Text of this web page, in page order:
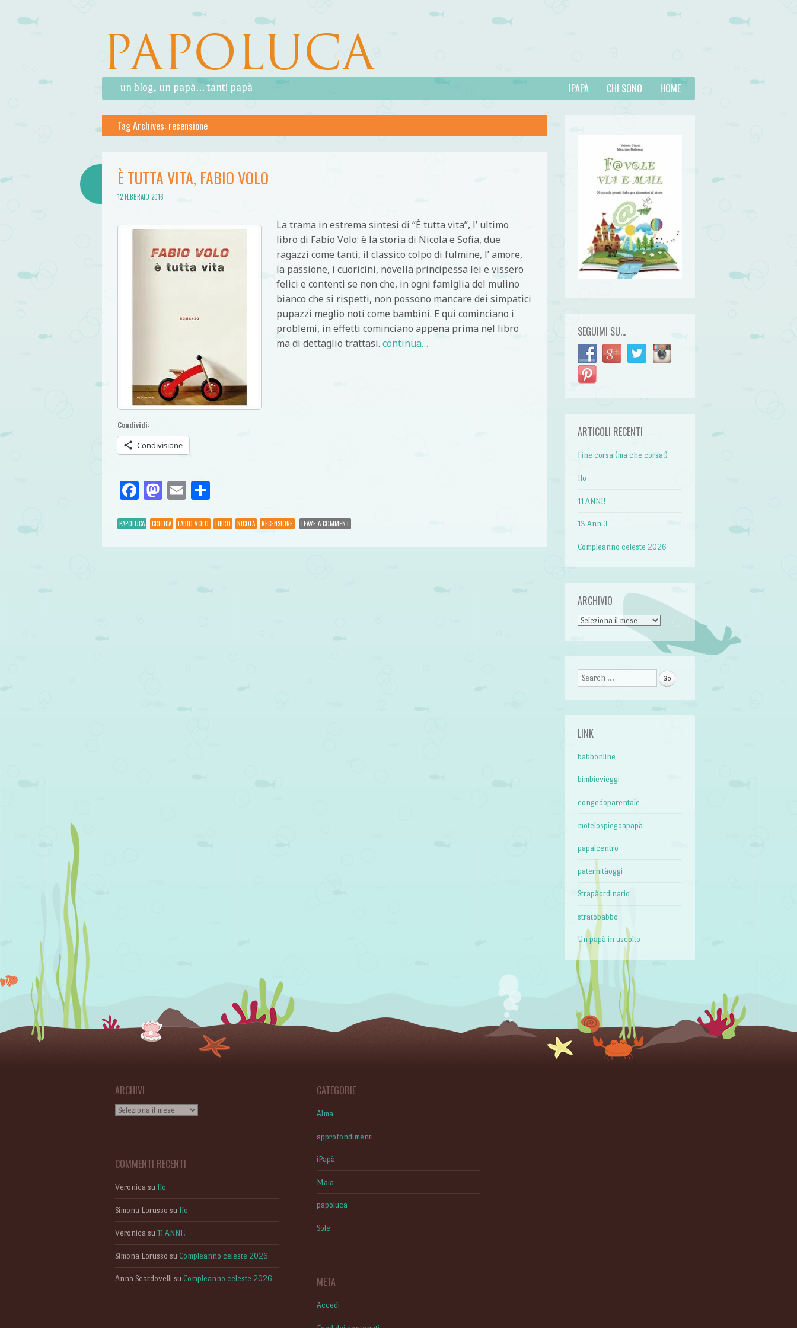
PAPOLUCA
un blog, un papà… tanti papà
Menu
Skip to content HOME
CHI SONO
IPAPÀ
Tag Archives: recensione
È TUTTA VITA, FABIO VOLO
12 FEBBRAIO 2016
La trama in estrema sintesi di “È tutta vita”, l’ ultimo
libro di Fabio Volo: è la storia di Nicola e Sofia, due
ragazzi come tanti, il classico colpo di fulmine, l’ amore,
la passione, i cuoricini, novella principessa lei e vissero
felici e contenti se non che, in ogni famiglia del mulino
bianco che si rispetti, non possono mancare dei simpatici
pupazzi meglio noti come bambini. E qui cominciano i
problemi, in effetti cominciano appena prima nel libro
ma di dettaglio trattasi.continua…
Condividi:
Condivisione
Facebook
Mastodon
Email
PAPOLUCA CRITICA FABIO VOLO LIBRO NICOLA RECENSIONE LEAVE A COMMENT
SEGUIMI SU…
ARTICOLI RECENTI
Fine corsa (ma che corsa!)
Ilo
11 ANNI!
13 Anni!!
Compleanno celeste 2026
ARCHIVIO
Archivio
Search
LINK
babbonline
bimbievieggi
congedoparentale
motelospiegoapapà
papalcentro
paternitàoggi
Strapàordinario
stratobabbo
Un papà in ascolto
ARCHIVI
Archivi
COMMENTI RECENTI
Veronica su Ilo
Simona Lorusso su Ilo
Veronica su11 ANNI!
Simona Lorusso su Compleanno celeste 2026
Anna Scardovelli su Compleanno celeste 2026
CATEGORIE
Alma
approfondimenti
iPapà
Maia
papoluca
Sole
META
Accedi